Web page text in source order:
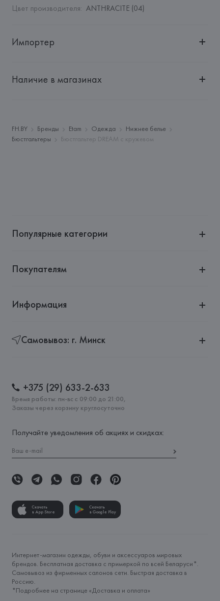
Цвет производителя: ANTHRACITE (04)
Импортер
"БелВиринея"
Адрес:
ФРАНЦИЯ, Etam Lingerie SA, 57/59 Rue Henri
Barbusse 92110 Clichy,
Наличие в магазинах
FH.BY Бренды Etam Одежда
Нижнее белье
Бюстгальтеры
Бюстгальтер DREAM с кружевом
Популярные категории
Покупателям
Информация
Самовывоз: г. Минск
+375 (29) 633-2-633
Время работы: пн-вс с 09:00 до 21:00,
Заказы через корзину круглосуточно
Получайте уведомления об акциях и скидках:
Скачать
в App Store
Скачать
в Google Play
Интернет-магазин одежды, обуви и аксессуаров мировых
брендов. Бесплатная доставка с примеркой по всей Беларуси*.
Самовывоз из фирменных салонов сети. Быстрая доставка в
Россию.
*Подробнее на странице «Доставка и оплата»